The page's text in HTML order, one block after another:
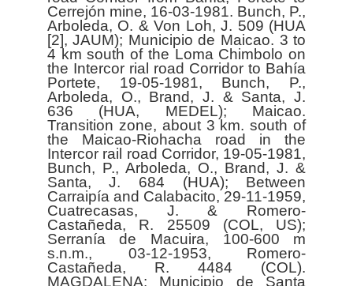
Cerrejón mine, 16-03-1981. Bunch, P.,
Arboleda, O. & Von Loh, J. 509 (HUA
[2], JAUM); Municipio de Maicao. 3 to
4 km south of the Loma Chimbolo on
the Intercor rial road Corridor to Bahía
Portete, 19-05-1981, Bunch, P.,
Arboleda, O., Brand, J. & Santa, J.
636 (HUA, MEDEL); Maicao.
Transition zone, about 3 km. south of
the Maicao-Riohacha road in the
Intercor rail road Corridor, 19-05-1981,
Bunch, P., Arboleda, O., Brand, J. &
Santa, J. 684 (HUA); Between
Carraipía and Calabacito, 29-11-1959,
Cuatrecasas, J. & Romero-
Castañeda, R. 25509 (COL, US);
Serranía de Macuira, 100-600 m
s.n.m., 03-12-1953, Romero-
Castañeda, R. 4484 (COL).
MAGDALENA: Municipio de Santa